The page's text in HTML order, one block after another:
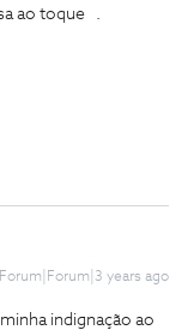
ao toque .
Forum|Forum|3 years ago
indignação ao